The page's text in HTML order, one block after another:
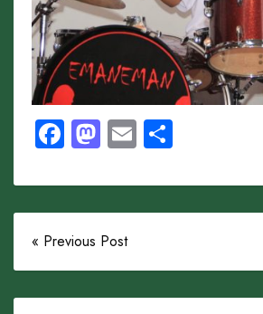
Facebook
Mastodon
Email
« Previous Post